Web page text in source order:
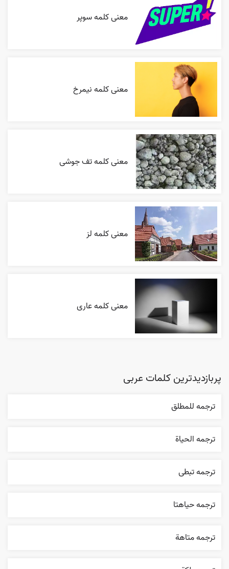
معنی کلمه سوپر
معنی کلمه نیمرخ
معنی کلمه تف جوشی
معنی کلمه لز
معنی کلمه عاری
پربازدیدترین کلمات عربی
ترجمه للمطلق
ترجمه الحیاة
ترجمه تبطی
ترجمه حياهتا
ترجمه متاهة